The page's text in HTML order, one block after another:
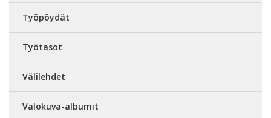
Työpöydät
Työtasot
Välilehdet
Valokuva-albumit